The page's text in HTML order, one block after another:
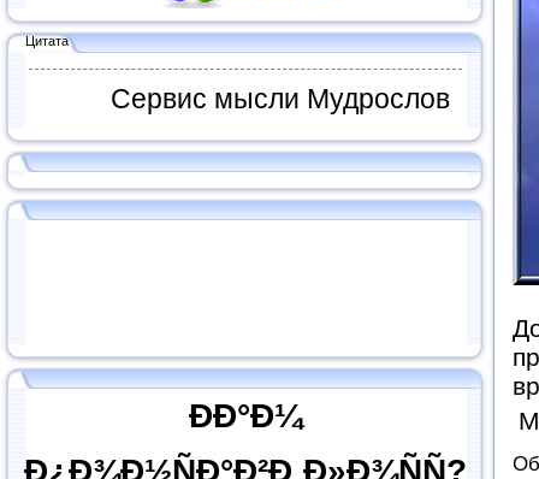
Цитата
Сервис мысли Мудрослов
ÐÐ°Ð¼
Ð¿Ð¾Ð½ÑÐ°Ð²Ð¸Ð»Ð¾ÑÑ?